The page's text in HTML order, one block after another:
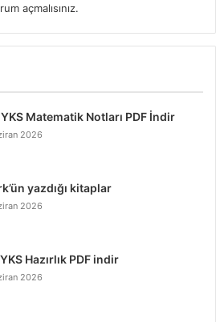
açmalısınız.
Matematik Notları PDF İndir
2026
yazdığı kitaplar
2026
Hazırlık PDF indir
2026